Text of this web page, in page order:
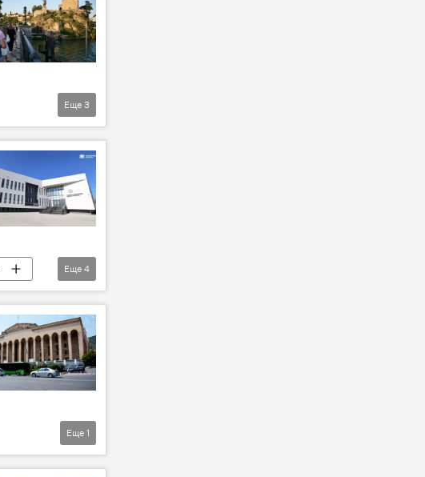
Еще 3
Еще 4
Еще 1